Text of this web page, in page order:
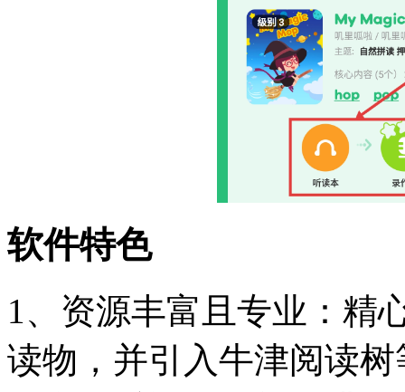
软件特色
1、资源丰富且专业：精
读物，并引入牛津阅读